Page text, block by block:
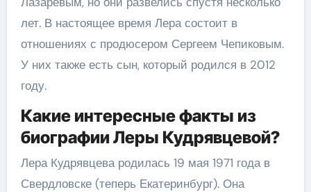
лет. В настоящее время Лера состоит в
отношениях с продюсером Сергеем Чепиковым.
У них также есть сын, который родился в 2012
году.
Какие интересные факты из
биографии Леры Кудрявцевой?
Лера Кудрявцева родилась 19 мая 1971 года в
Свердловске (теперь Екатеринбург). Она